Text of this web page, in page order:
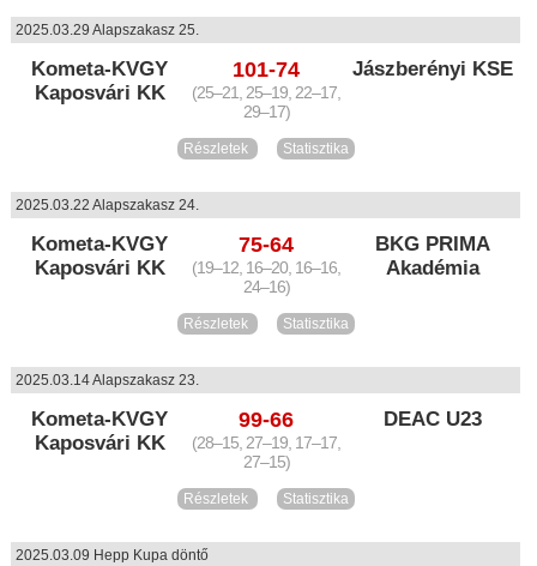
2025.03.29 Alapszakasz 25.
Kometa-KVGY
Kaposvári KK
101-74
(25–21, 25–19, 22–17,
29–17)
Jászberényi KSE
Részletek Statisztika
2025.03.22 Alapszakasz 24.
Kometa-KVGY
Kaposvári KK
75-64
(19–12, 16–20, 16–16,
24–16)
BKG PRIMA
Akadémia
Részletek Statisztika
2025.03.14 Alapszakasz 23.
Kometa-KVGY
Kaposvári KK
99-66
(28–15, 27–19, 17–17,
27–15)
DEAC U23
Részletek Statisztika
2025.03.09 Hepp Kupa döntő